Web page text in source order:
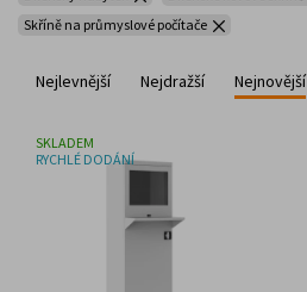
Skříně na průmyslové počítače
Nejlevnější Nejdražší Nejnovější
SKLADEM
RYCHLÉ DODÁNÍ